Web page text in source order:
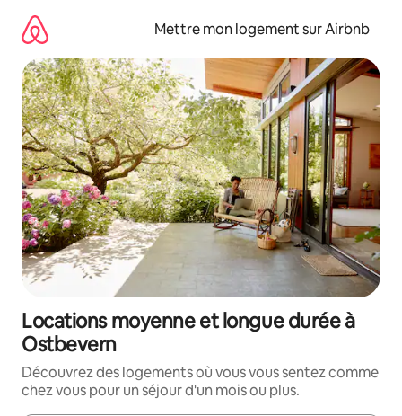
directement
contenu
Mettre mon logement sur Airbnb
Locations moyenne et longue durée à
Ostbevern
Découvrez des logements où vous vous sentez comme
chez vous pour un séjour d'un mois ou plus.